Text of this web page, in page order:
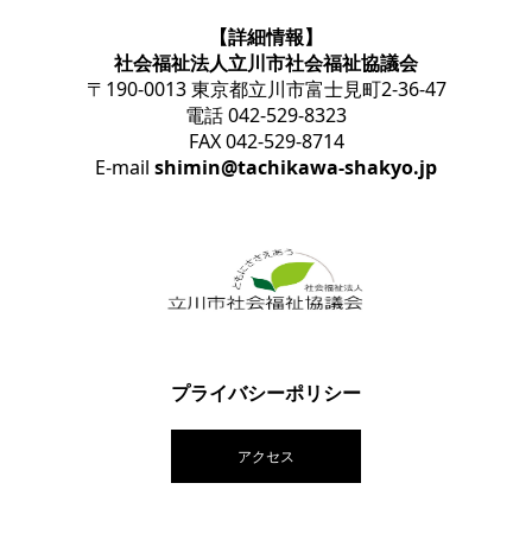
【詳細情報】
社会福祉法人立川市社会福祉協議会
〒190-0013 東京都立川市富士見町2-36-47
電話 042-529-8323
FAX 042-529-8714
E-mail shimin@tachikawa-shakyo.jp
プライバシーポリシー
アクセス